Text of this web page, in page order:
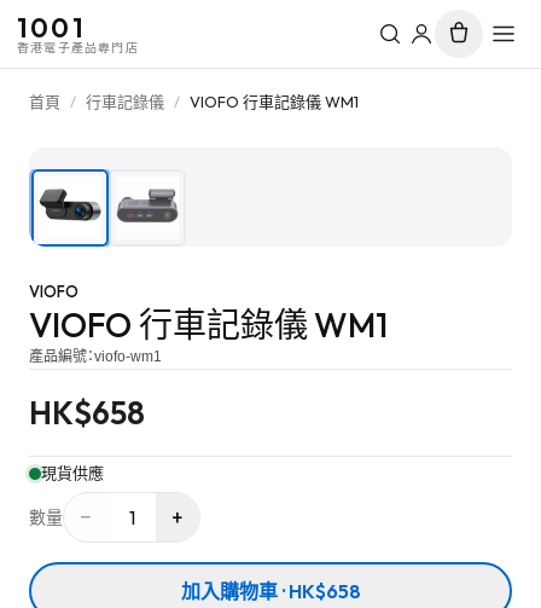
1001
香港電子產品專門店
首頁 / 行車記錄儀 / VIOFO 行車記錄儀 WM1
VIOFO
VIOFO 行車記錄儀 WM1
產品編號：viofo-wm1
HK$658
現貨供應
數量 − 1 +
加入購物車 · HK$658